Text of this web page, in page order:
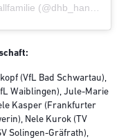
Ein Beitrag geteilt von DHB-Handballfamilie (@dhb_handballfamilie)
(VfL Bad Schwartau),
Waiblingen), Jule-Marie
Kasper (Frankfurter
Nele Kurok (TV
Solingen-Gräfrath),